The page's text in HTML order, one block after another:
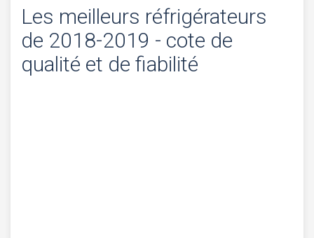
Les meilleurs réfrigérateurs
de 2018-2019 - cote de
qualité et de fiabilité